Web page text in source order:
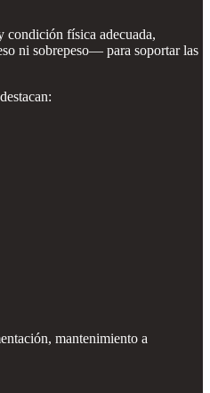
condición física adecuada,
ni sobrepeso— para soportar las
destacan:
mantenimiento a